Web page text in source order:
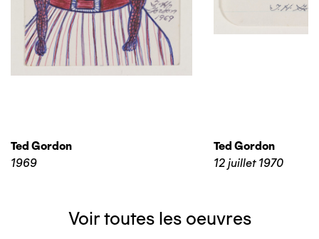
Ted Gordon
1969
Ted Gordon
12 juillet 1970
Voir toutes les oeuvres